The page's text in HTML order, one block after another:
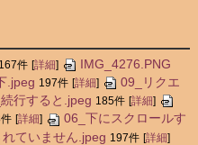
167件 [詳細] IMG_4276.PNG
.jpeg 197件 [詳細]
09_リクエ
行すると.jpeg 185件 [詳細]
詳細
06_下にスクロールす
ていません.jpeg 197件 [詳細]